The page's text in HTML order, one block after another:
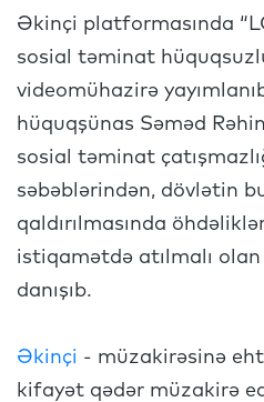
Əkinçi platformasında
sosial təminat
videomühazirə
hüquqşünas Səməd
sosial təminat
səbəblərindən, dövlətin
qaldırılmasında
istiqamətdə atılmalı
danışıb.
Əkinçi - müzakirəsinə
kifayət qədər müzakirə